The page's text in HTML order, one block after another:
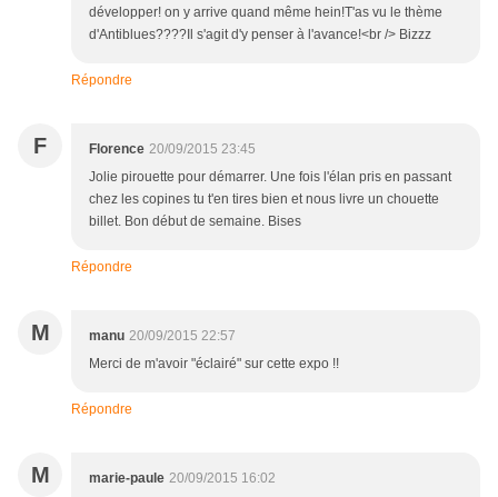
développer! on y arrive quand même hein!T'as vu le thème
d'Antiblues????Il s'agit d'y penser à l'avance!<br /> Bizzz
Répondre
F Florence 20/09/2015 23:45
Jolie pirouette pour démarrer. Une fois l'élan pris en passant
chez les copines tu t'en tires bien et nous livre un chouette
billet. Bon début de semaine. Bises
Répondre
M manu 20/09/2015 22:57
Merci de m'avoir "éclairé" sur cette expo !!
Répondre
M marie-paule 20/09/2015 16:02